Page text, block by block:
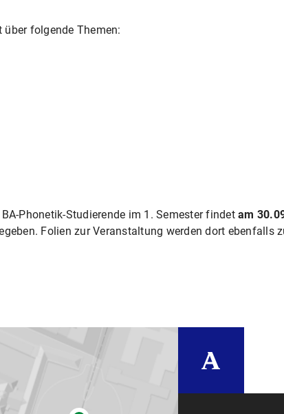
folgende Themen:
Phonetik-Studierende im 1. Semester findetam
Folien zur Veranstaltung werden dort ebenfalls